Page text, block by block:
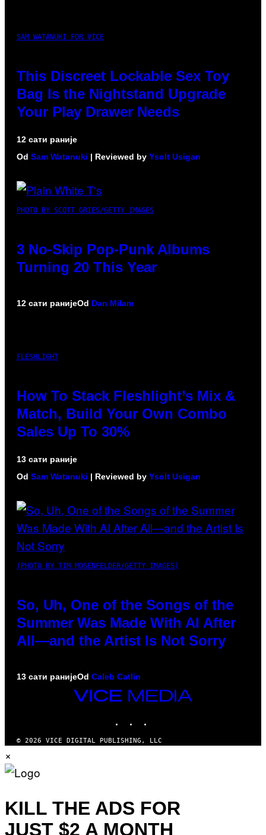
SAM WATANUKI FOR VICE
This Discreet Lockable Sex Toy
Bag Is the Nightstand Upgrade
Your Play Drawer Needs
12 сати раније
Od Sam Watanuki | Reviewed by Ysolt Usigan
PHOTO BY SCOTT GRIES/GETTY IMAGES
3 No-Skip Pop-Punk Albums
Turning 20 This Year
12 сати ранијеOd Dan Milam
FLESHLIGHT
How To Stack Fleshlight’s Mix &
Match, Build Your Own Combo
Sales Up To 30%
13 сати раније
Od Sam Watanuki | Reviewed by Ysolt Usigan
(PHOTO BY TIM MOSENFELDER/GETTY IMAGES)
So, Uh, One of the Songs of the
Summer Was Made With AI After
All—and the Artist Is Not Sorry
13 сати ранијеOd Caleb Catlin
VICE
© 2026 VICE DIGITAL PUBLISHING, LLC
×
KILL THE ADS FOR
JUST $2 A MONTH